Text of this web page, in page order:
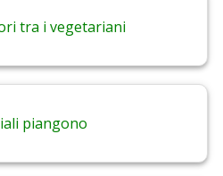
tra i vegetariani
piangono